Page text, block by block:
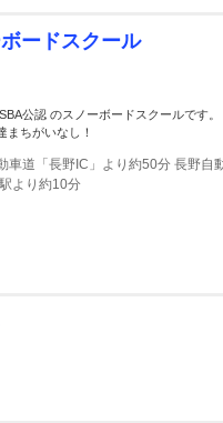
ードスクール
公認 のスノーボードスクールです
まちがいなし！
より約10分